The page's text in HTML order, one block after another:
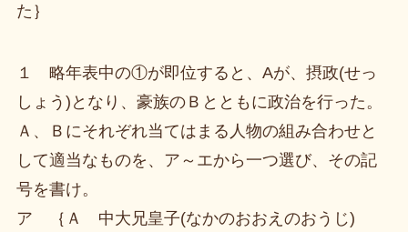
た｝
１ 略年表中の①が即位すると、Aが、摂政(せっ
しょう)となり、豪族のＢとともに政治を行った。
Ａ、Ｂにそれぞれ当てはまる人物の組み合わせと
して適当なものを、ア～エから一つ選び、その記
号を書け。
ア ｛Ａ 中大兄皇子(なかのおおえのおうじ)